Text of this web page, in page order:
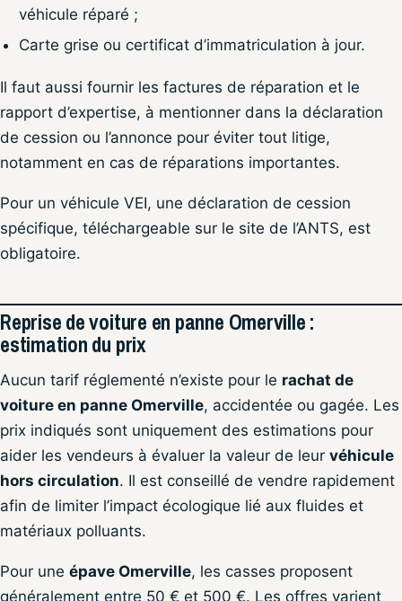
véhicule réparé ;
Carte grise ou certificat d’immatriculation à jour.
Il faut aussi fournir les factures de réparation et le
rapport d’expertise, à mentionner dans la déclaration
de cession ou l’annonce pour éviter tout litige,
notamment en cas de réparations importantes.
Pour un véhicule VEI, une déclaration de cession
spécifique, téléchargeable sur le site de l’ANTS, est
obligatoire.
Reprise de voiture en panne Omerville :
estimation du prix
Aucun tarif réglementé n’existe pour le rachat de
voiture en panne Omerville, accidentée ou gagée. Les
prix indiqués sont uniquement des estimations pour
aider les vendeurs à évaluer la valeur de leur véhicule
hors circulation. Il est conseillé de vendre rapidement
afin de limiter l’impact écologique lié aux fluides et
matériaux polluants.
Pour une épave Omerville, les casses proposent
généralement entre 50 € et 500 €. Les offres varient